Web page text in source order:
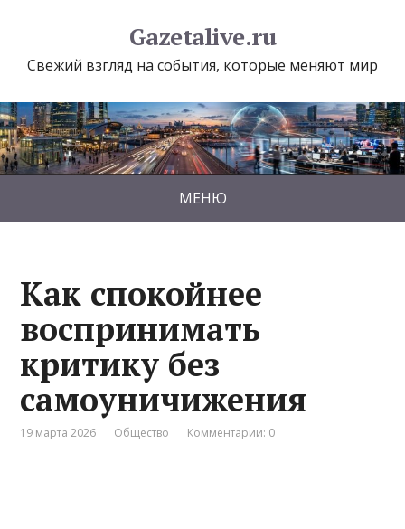
Gazetalive.ru
Свежий взгляд на события, которые меняют мир
МЕНЮ
Как спокойнее
воспринимать
критику без
самоуничижения
19 марта 2026 Общество Комментарии: 0